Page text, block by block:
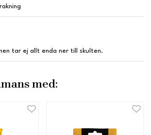
tar ej allt enda ner till skulten.
med: